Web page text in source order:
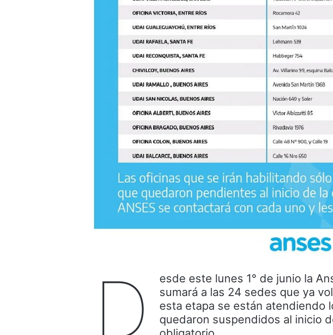
D
esde este lunes 1° de junio la
sumará a las 24 sedes que ya
esta etapa se están atendiendo
quedaron suspendidos al inicio